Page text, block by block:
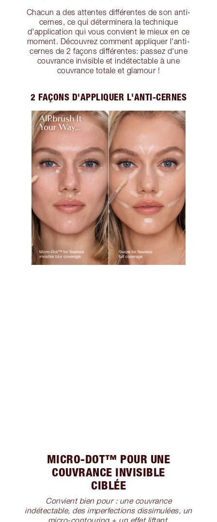
Chacun a des attentes différentes de son anti-
cernes, ce qui déterminera la technique
d'application qui vous convient le mieux en ce
moment. Découvrez comment appliquer l'anti-
cernes de 2 façons différentes: passez d'une
couvrance invisible et indétectable à une
couvrance totale et glamour !
2 FAÇONS D'APPLIQUER L'ANTI-CERNES
MICRO-DOT™ POUR UNE
COUVRANCE INVISIBLE
CIBLÉE
Convient bien pour : une couvrance
indétectable, des imperfections dissimulées, un
micro-contouring + un effet liftant.